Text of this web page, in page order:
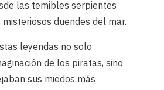
las temibles serpientes
duendes del mar.
leyendas no solo
de los piratas, sino
sus miedos más